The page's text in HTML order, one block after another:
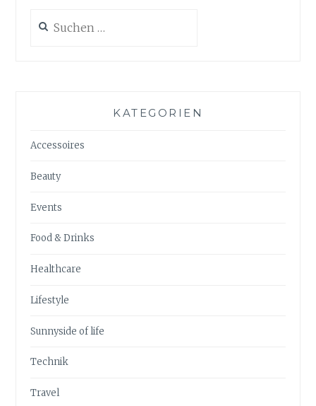
nach:
KATEGORIEN
Accessoires
Beauty
Events
Food & Drinks
Healthcare
Lifestyle
Sunnyside of life
Technik
Travel